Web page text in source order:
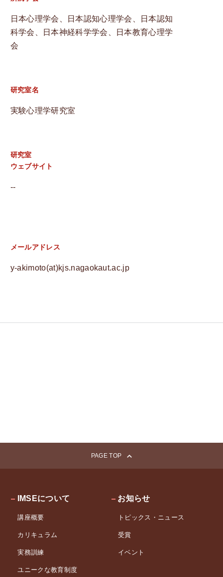
日本心理学会、日本認知心理学会、日本認知
科学会、日本神経科学学会、日本教育心理学
会
研究室名
実験心理学研究室
研究室
ウェブサイト
‑‑
メールアドレス
y-akimoto(at)kjs.nagaokaut.ac.jp
PAGE TOP
IMSEについて
講座概要
カリキュラム
実務訓練
ユニークな教育制度
お知らせ
トピックス・ニュース
受賞
イベント